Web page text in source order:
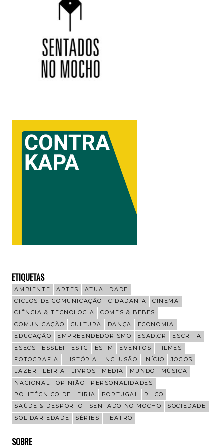
ETIQUETAS
AMBIENTE ARTES
ATUALIDADE
CICLOS DE COMUNICAÇÃO
CIDADANIA
CINEMA
CIÊNCIA & TECNOLOGIA
COMES & BEBES
COMUNICAÇÃO
CULTURA DANÇA
ECONOMIA
EDUCAÇÃO
EMPREENDEDORISMO ESAD.CR
ESCRITA
ESECS
ESSLEI ESTG ESTM EVENTOS
FILMES
FOTOGRAFIA
HISTÓRIA INCLUSÃO INÍCIO
JOGOS
LAZER
LEIRIA LIVROS MEDIA MUNDO
MÚSICA
NACIONAL
OPINIÃO
PERSONALIDADES
POLITÉCNICO DE LEIRIA
PORTUGAL
RHCO
SAÚDE & DESPORTO
SENTADO NO MOCHO
SOCIEDADE
SOLIDARIEDADE
SÉRIES TEATRO
SOBRE